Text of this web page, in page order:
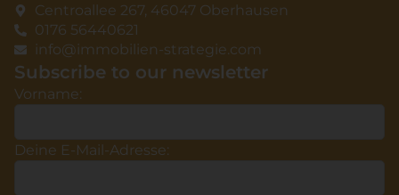
Centroallee 267, 46047 Oberhausen
0176 56440621
info@immobilien-strategie.com
Subscribe to our newsletter
Vorname:
Deine E-Mail-Adresse: